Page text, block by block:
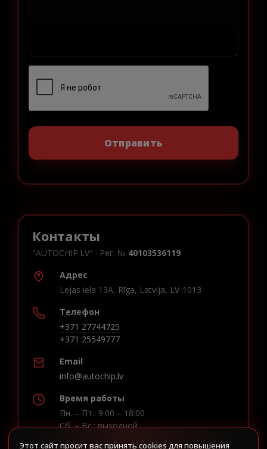
Контакты
"AUTOCHIP.LV" · Рег. № 40103536119
Адрес
Lejas iela 13A, Rīga, Latvija, LV-1013
Телефон
+371 27744725
+371 25549777
Email
info@autochip.lv
Время работы
Пн. – Пт.: 9:00 – 18:00
Сб. – Вс.: выходной
Этот сайт просит вас принять cookies для повышения